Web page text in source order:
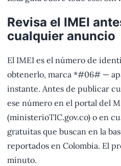
Revisa el IMEI
cualquier anuncio
El IMEI es el número de
obtenerlo, marca *#06# —
instante. Antes de publicar
ese número en el portal del
(ministerioTIC.gov.co) o en
gratuitas que buscan en la
reportados en Colombia. El
minuto.